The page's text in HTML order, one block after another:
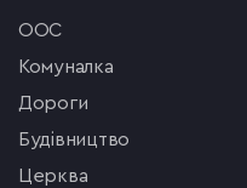
ООС
комуналка
Дороги
будівництво
церква